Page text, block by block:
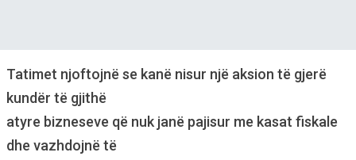
Tatimet njoftojnë se kanë nisur një aksion të gjerë
kundër të gjithë
atyre bizneseve që nuk janë pajisur me kasat fiskale
dhe vazhdojnë të